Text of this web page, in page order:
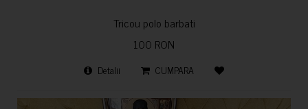
Tricou polo barbati
100 RON
Detalii CUMPARA